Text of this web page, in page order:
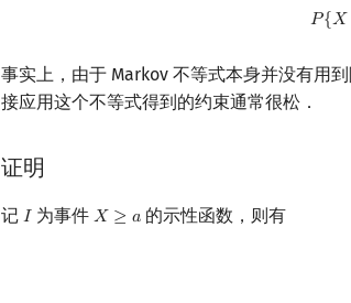
𝑃{𝑋
P{
事实上，由于 Markov 不等式本身并没有用
接应用这个不等式得到的约束通常很松．
证明
记 𝐼
I为事件 𝑋 ≥ 𝑎
X≥ a 的示性函数，则有